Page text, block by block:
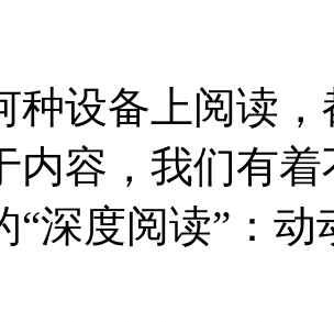
种设备上阅读
内容，我们有
深度阅读”： 动